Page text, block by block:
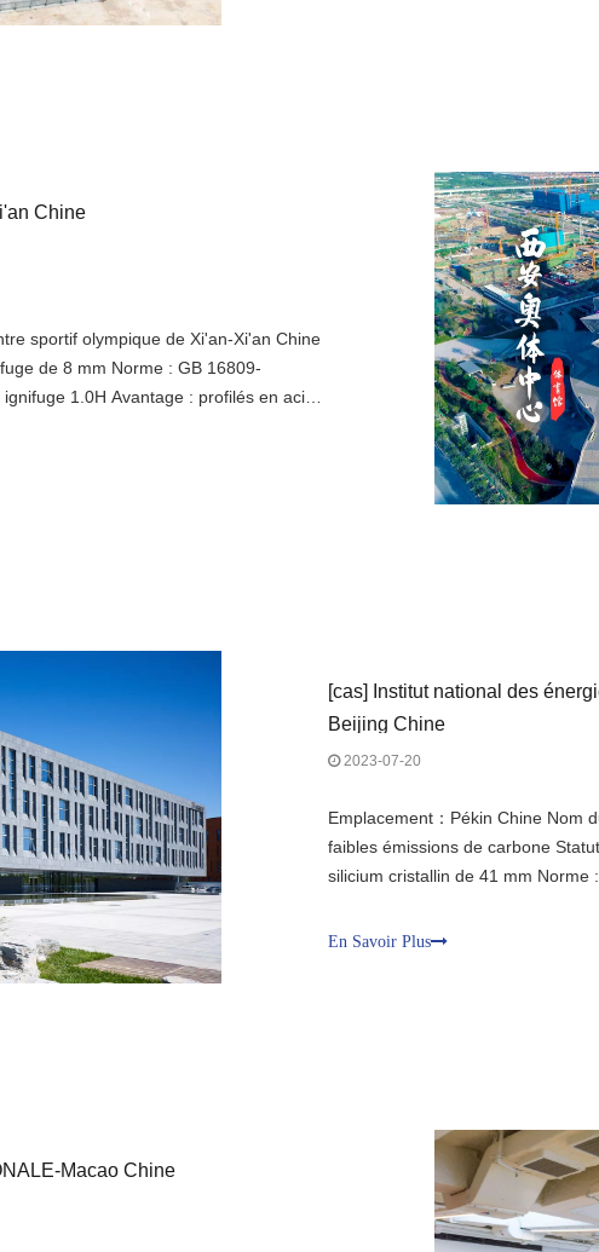
Chine
sportif olympique de Xi'an-Xi'an Chine
de 8 mm Norme : GB 16809-
1.0H Avantage : profilés en acier
; équipé d'un verre creux monobloc de
[cas]
Institut national des
Beijing Chine
2023-07-20
Emplacement：Pékin Chine Nom
faibles émissions de carbone
silicium cristallin de 41 mm Norme
Henggang, verre ignifuge de
En Savoir Plus
Macao Chine